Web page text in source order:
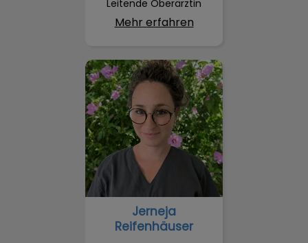
Leitende Oberärztin
Mehr erfahren
Jerneja
Reifenhäuser
Jerneja Reifenhäuser